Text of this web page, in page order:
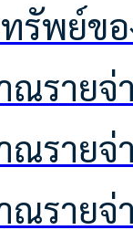
ทรัพย์
าณรา
าณรา
าณรา